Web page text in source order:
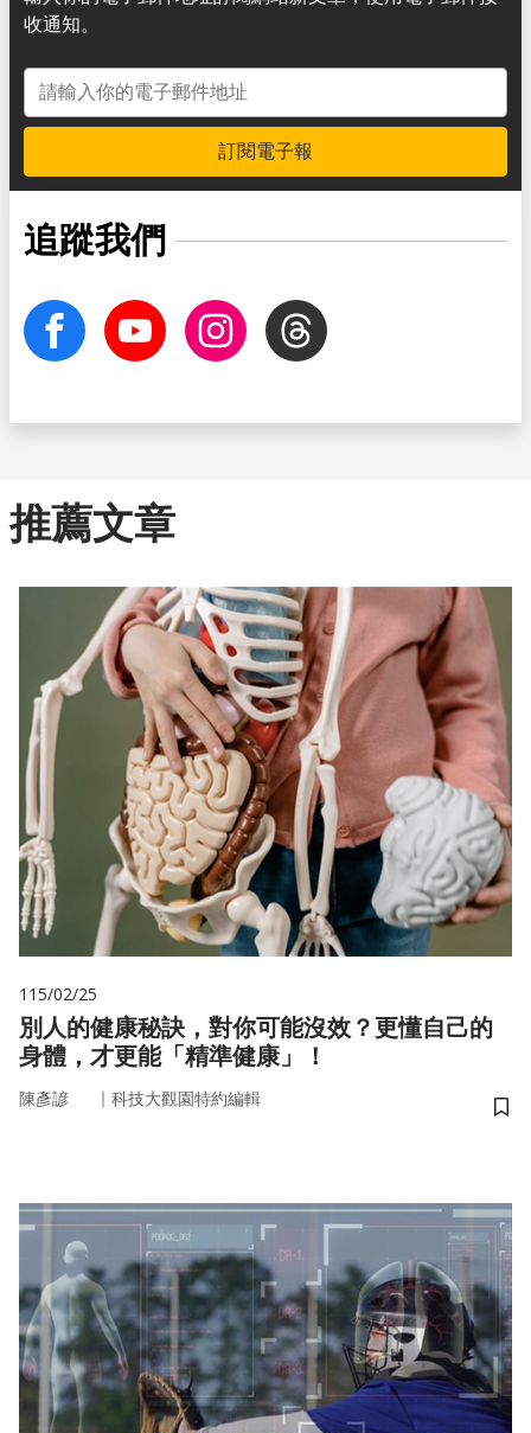
收通知。
電子郵件地址
訂閱電子報
追蹤我們
facebook Youtube InstagramThreads
推薦文章
115/02/25
別人的健康秘訣，對你可能沒效？更懂自己的
身體，才更能「精準健康」！
陳彥諺 ｜ 科技大觀園特約編輯
儲